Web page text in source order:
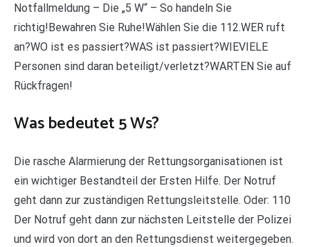
Notfallmeldung – Die „5 W“ – So handeln Sie
richtig!Bewahren Sie Ruhe!Wählen Sie die 112.WER ruft
an?WO ist es passiert?WAS ist passiert?WIEVIELE
Personen sind daran beteiligt/verletzt?WARTEN Sie auf
Rückfragen!
Was bedeutet 5 Ws?
Die rasche Alarmierung der Rettungsorganisationen ist
ein wichtiger Bestandteil der Ersten Hilfe. Der Notruf
geht dann zur zuständigen Rettungsleitstelle. Oder: 110
Der Notruf geht dann zur nächsten Leitstelle der Polizei
und wird von dort an den Rettungsdienst weitergegeben.